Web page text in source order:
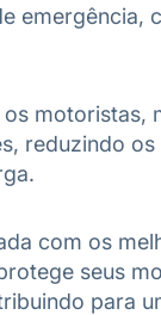
emergência,
motoristas,
reduzindo
com os
seus
para